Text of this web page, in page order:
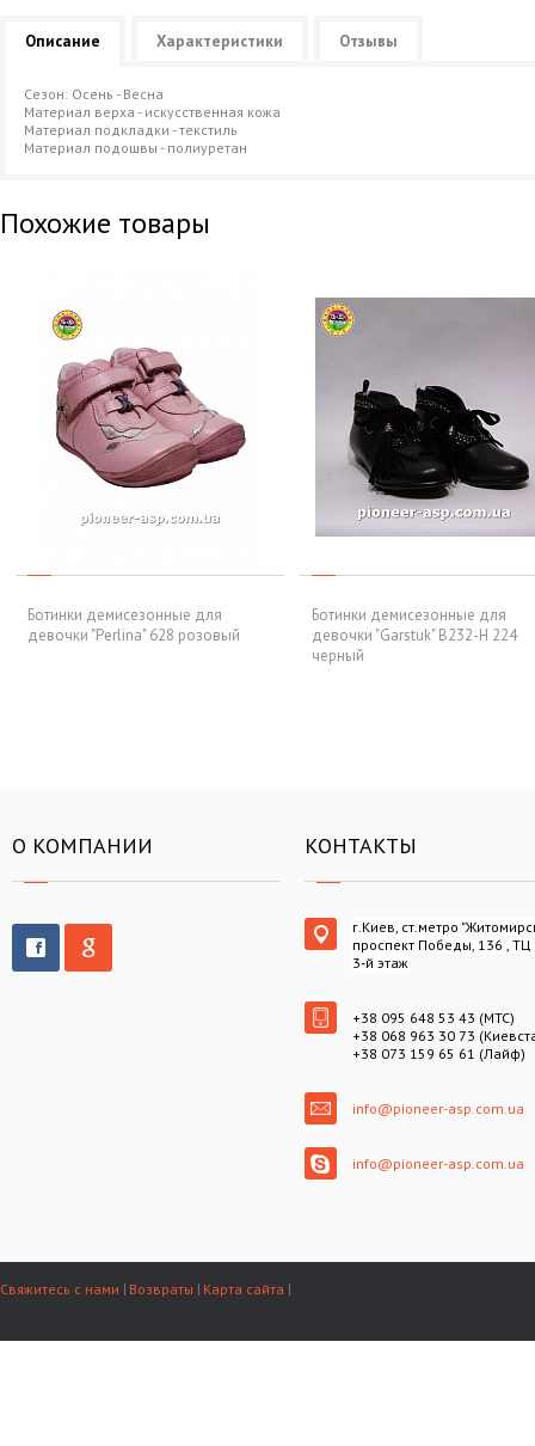
Описание Характеристики Отзывы
Сезон: Осень - Весна
Материал верха - искусственная кожа
Материал подкладки - текстиль
Материал подошвы - полиуретан
Похожие товары
Ботинки демисезонные для
девочки "Perlina" 628 розовый
Ботинки демисезонные для
девочки "Garstuk" B232-H 224
черный
О КОМПАНИИ КОНТАКТЫ
г.Киев, ст.метро
проспект Победы, 136 , ТЦ
3-й этаж
+38 095 648 53 43 (МТС)
+38 068 963 30 73
+38 073 159 65 61 (Лайф)
info@pioneer-asp.com.ua
info@pioneer-asp.com.ua
Свяжитесь с нами Возвраты Карта сайта